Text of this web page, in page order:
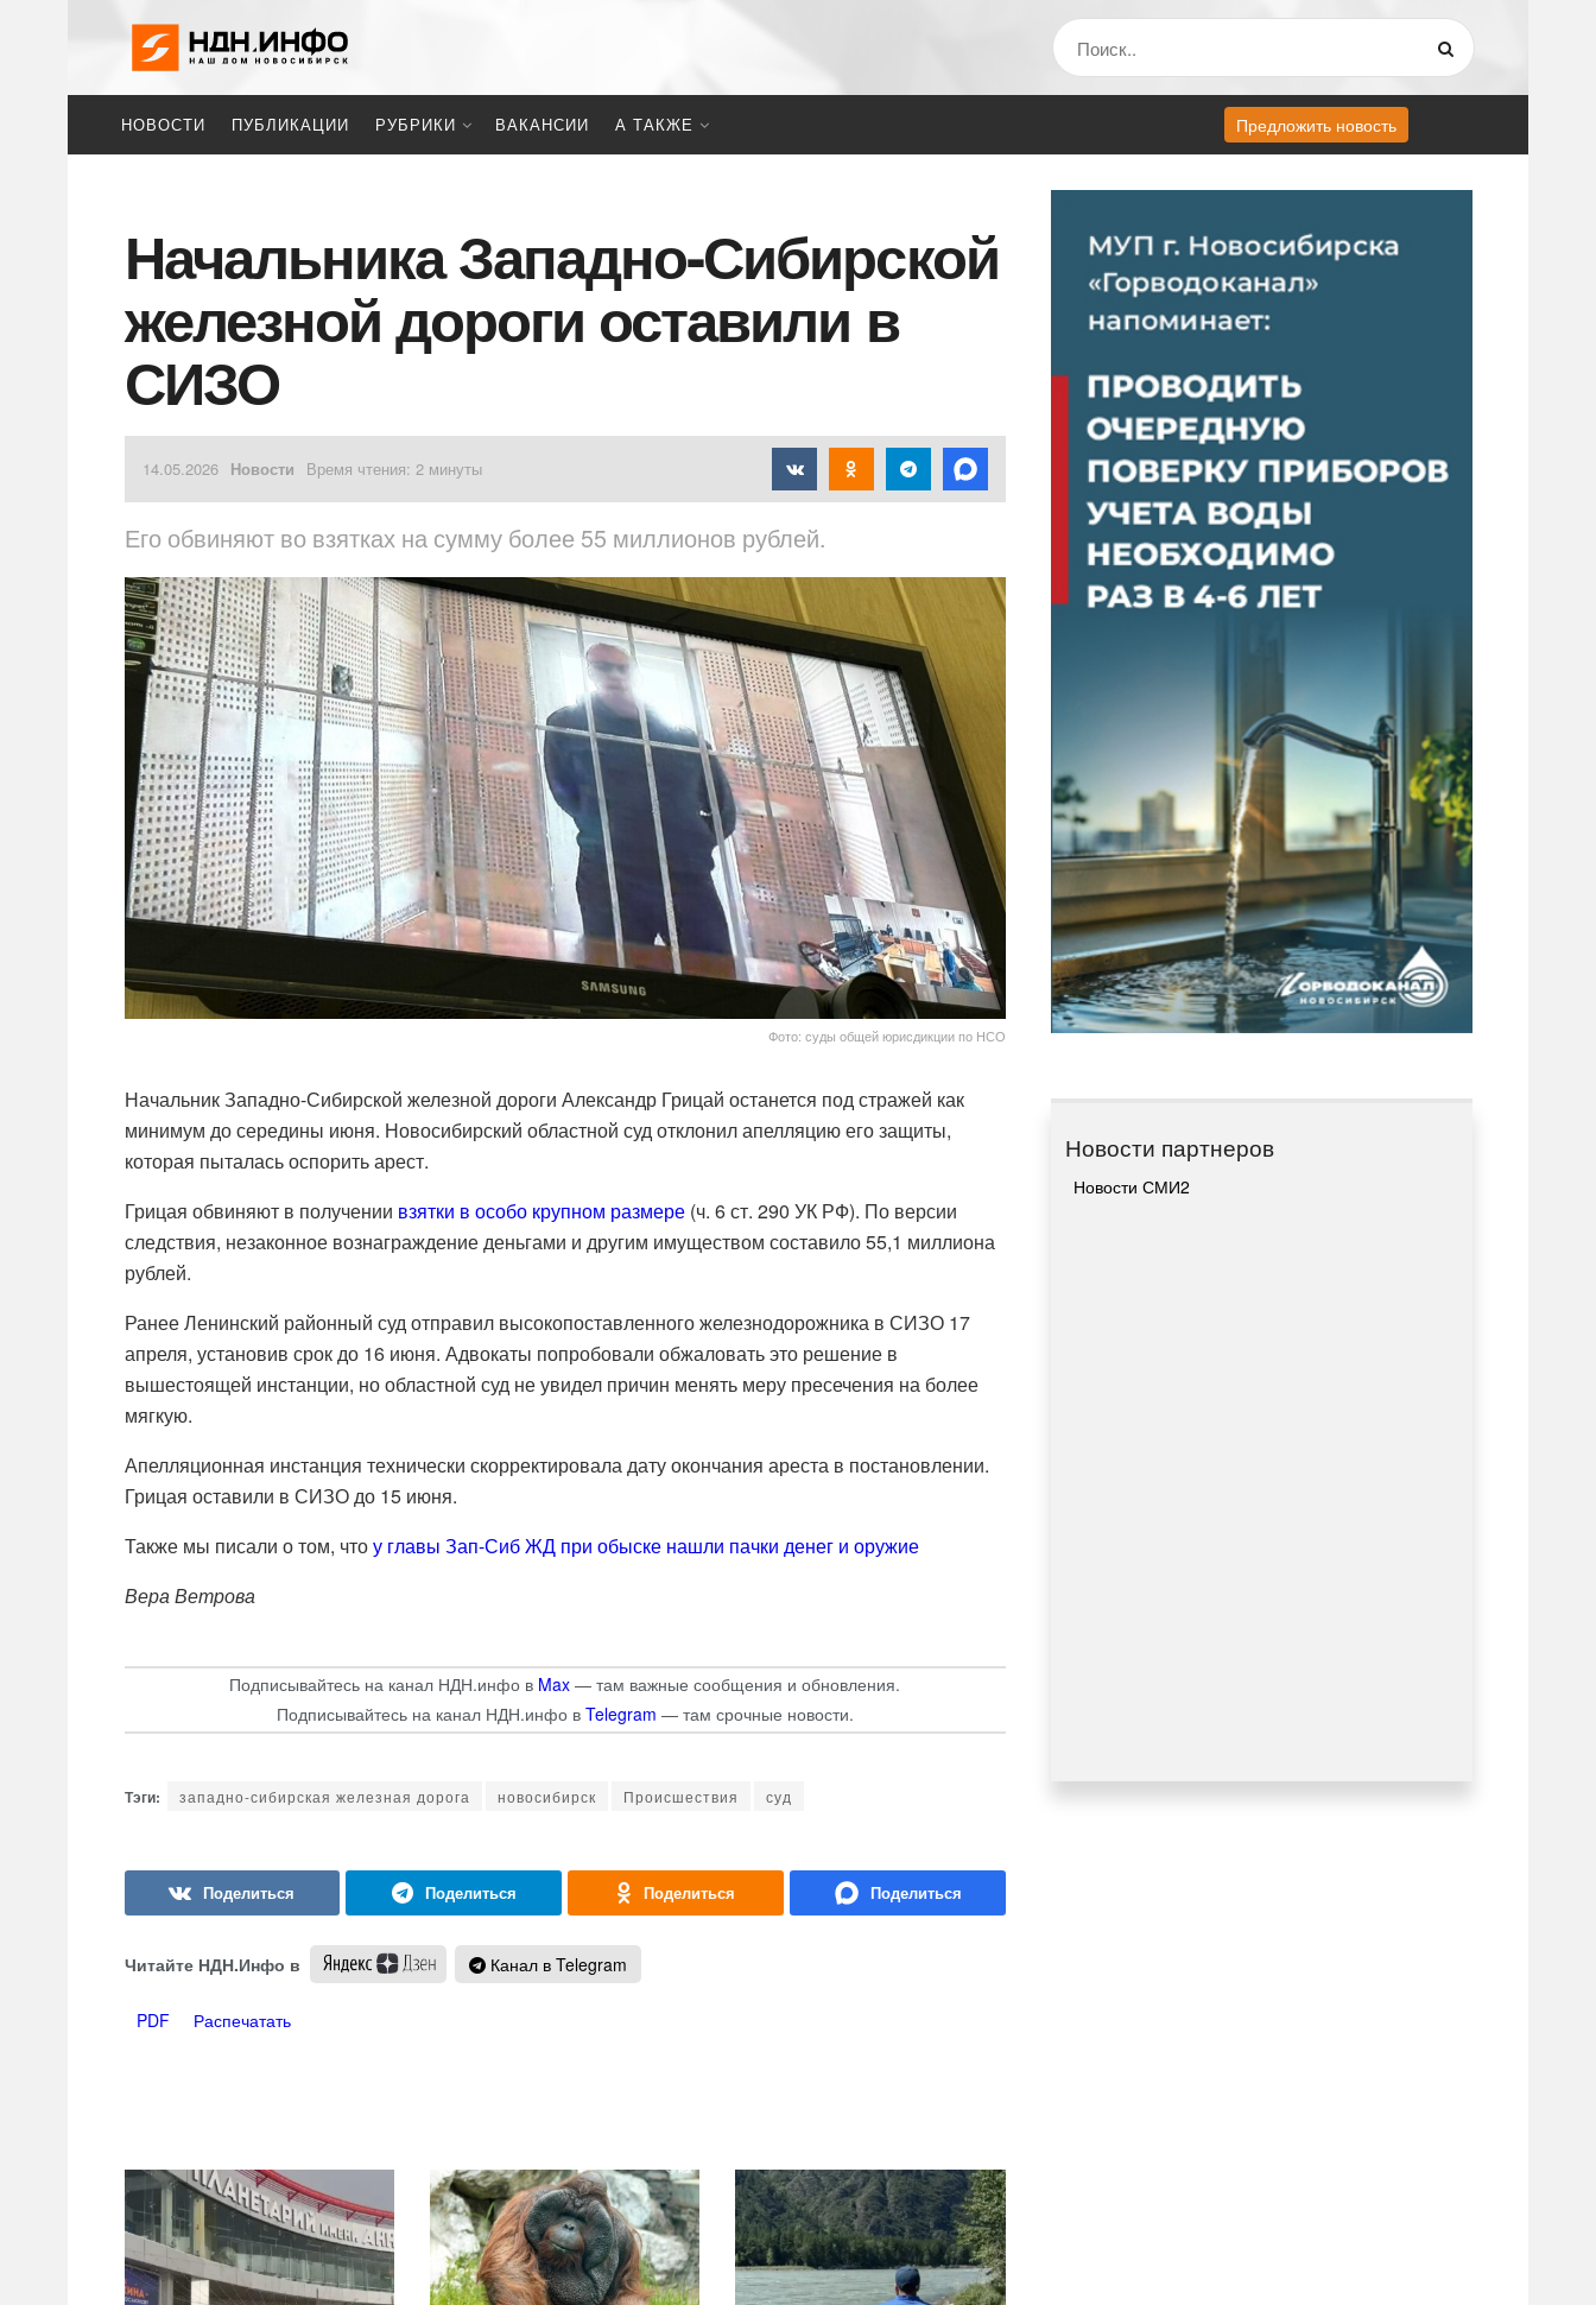
НОВОСТИ ПУБЛИКАЦИИ РУБРИКИ ВАКАНСИИ А ТАКЖЕ Предложить новость
Начальника Западно-Сибирской
железной дороги оставили в
СИЗО
14.05.2026 Новости Время чтения: 2 минуты
Его обвиняют во взятках на сумму более 55 миллионов рублей.
Фото: суды общей юрисдикции по НСО
Начальник Западно-Сибирской железной дороги Александр Грицай останется под стражей как
минимум до середины июня. Новосибирский областной суд отклонил апелляцию его защиты,
которая пыталась оспорить арест.
Грицая обвиняют в получении взятки в особо крупном размере(ч. 6 ст. 290 УК РФ). По версии
следствия, незаконное вознаграждение деньгами и другим имуществом составило 55,1 миллиона
рублей.
Ранее Ленинский районный суд отправил высокопоставленного железнодорожника в СИЗО 17
апреля, установив срок до 16 июня. Адвокаты попробовали обжаловать это решение в
вышестоящей инстанции, но областной суд не увидел причин менять меру пресечения на более
мягкую.
Апелляционная инстанция технически скорректировала дату окончания ареста в постановлении.
Грицая оставили в СИЗО до 15 июня.
Также мы писали о том, чтоу главы Зап-Сиб ЖД при обыске нашли пачки денег и оружие
Вера Ветрова
Подписывайтесь на канал НДН.инфо в Max — там важные сообщения и обновления.
Подписывайтесь на канал НДН.инфо в Telegram — там срочные новости.
западно-сибирская железная дорога новосибирск Происшествия суд
Читайте НДН.Инфо в Канал в Telegram
PDF Распечатать
Новости партнеров
Новости СМИ2